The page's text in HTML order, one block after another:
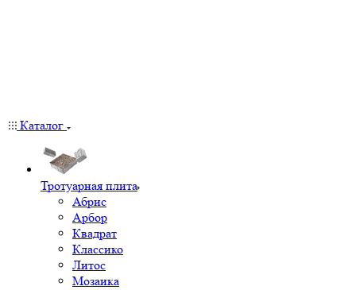
Каталог
Тротуарная плита
Абрис
Арбор
Квадрат
Классико
Литос
Мозаика